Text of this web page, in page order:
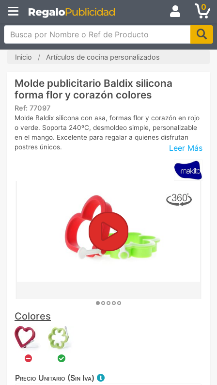
0
Busca por Nombre o Ref de Producto
Inicio Artículos de cocina personalizados
Molde publicitario Baldix silicona
forma flor y corazón colores
Ref: 77097
Leer Más
Molde Baldix silicona con asa, formas flor y corazón en rojo
o verde. Soporta 240ºC, desmoldeo simple, personalizable
en el mango. Excelente para regalar a quienes disfrutan
postres únicos.
Colores
Precio Unitario (Sin Iva)